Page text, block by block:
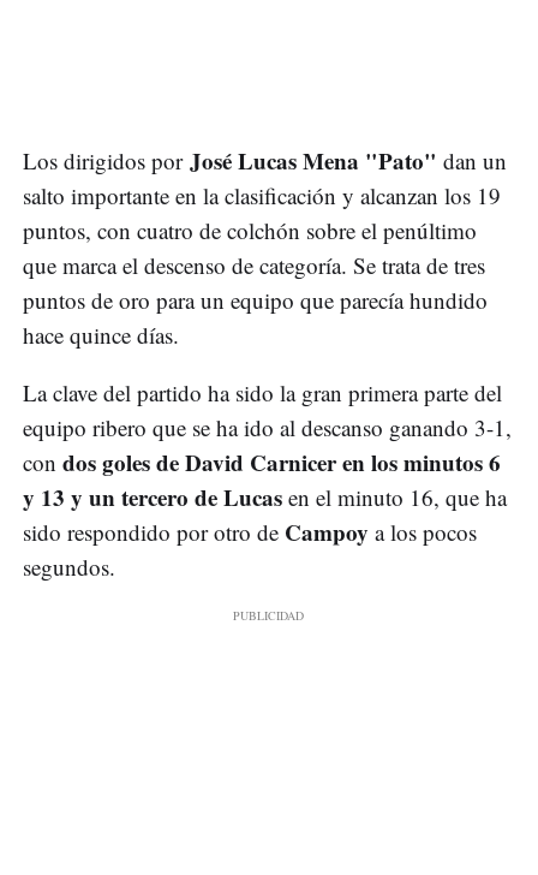
Los dirigidos por José Lucas Mena "Pato" dan un
salto importante en la clasificación y alcanzan los 19
puntos, con cuatro de colchón sobre el penúltimo
que marca el descenso de categoría. Se trata de tres
puntos de oro para un equipo que parecía hundido
hace quince días.
La clave del partido ha sido la gran primera parte del
equipo ribero que se ha ido al descanso ganando 3-1,
con dos goles de David Carnicer en los minutos 6
y 13 y un tercero de Lucas en el minuto 16, que ha
sido respondido por otro de Campoy a los pocos
segundos.